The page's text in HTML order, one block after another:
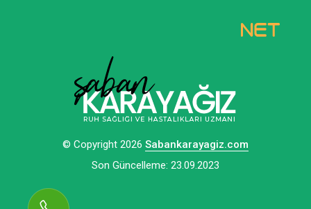
© Copyright 2026 Sabankarayagiz.com
Son Güncelleme: 23.09.2023